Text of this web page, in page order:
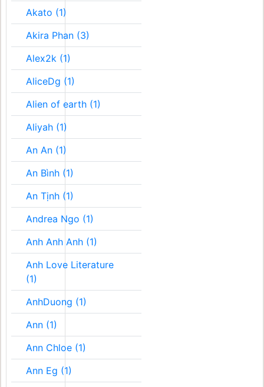
Akato (1)
Akira Phan (3)
Alex2k (1)
AliceDg (1)
Alien of earth (1)
Aliyah (1)
An An (1)
An Bình (1)
An Tịnh (1)
Andrea Ngo (1)
Anh Anh Anh (1)
Anh Love Literature
(1)
AnhDuong (1)
Ann (1)
Ann Chloe (1)
Ann Eg (1)